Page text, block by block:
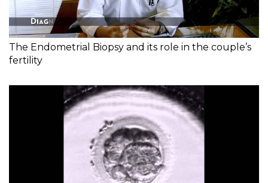
The Endometrial Biopsy and its role in the couple’s
fertility